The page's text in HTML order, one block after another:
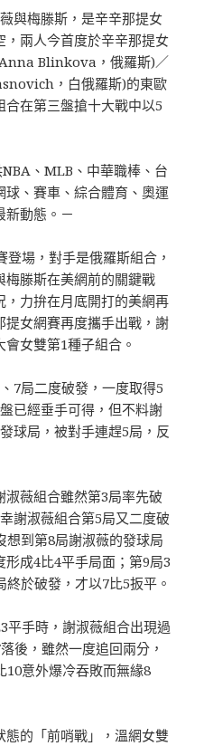
與梅滕斯，是辛辛那提女
兩人今首度於辛辛那提女
Blinkova，俄羅斯)／
，白俄羅斯)的東歐
在第三盤搶十大戰中以5
、MLB、中華職棒、台
、賽車、綜合體育、奧運
新動態。－
場，對手是俄羅斯組合，
梅滕斯在美網前的關鍵戰
力拚在月底開打的美網再
女網賽再度攜手出戰，謝
女雙第1種子組合。
7局二度破發，一度取得5
已經垂手可得，但不料謝
球局，被對手連趕5局，反
薇組合雖然第3局率先破
謝淑薇組合第5局又二度破
想到第8局謝淑薇的發球局
成4比4平手局面；第9局3
於破發，才以7比5扳平。
平手時，謝淑薇組合出現過
後，雖然一度追回兩分，
10意外爆冷吞敗而無緣8
的「前哨戰」，溫網女雙